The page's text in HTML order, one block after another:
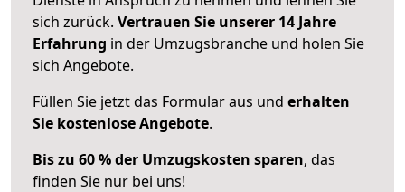
sich zurück. Vertrauen Sie unserer 14 Jahre
Erfahrung in der Umzugsbranche und holen Sie
sich Angebote.
Füllen Sie jetzt das Formular aus und erhalten
Sie kostenlose Angebote.
Bis zu 60 % der Umzugskosten sparen, das
finden Sie nur bei uns!